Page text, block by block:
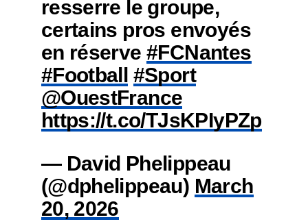
resserre le groupe,
certains pros envoyés
en réserve#FCNantes
#Football #Sport
@OuestFrance
https://t.co/TJsKPIyPZp
— David Phelippeau
(@dphelippeau) March
20, 2026